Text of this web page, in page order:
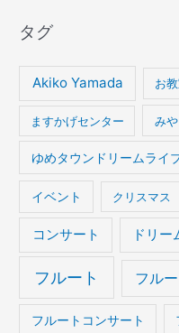
タグ
Akiko Yamada お
ますかげセンター み
ゆめタウンドリームライ
イベント クリスマス
コンサート ドリー
フルート フル
フルートコンサート